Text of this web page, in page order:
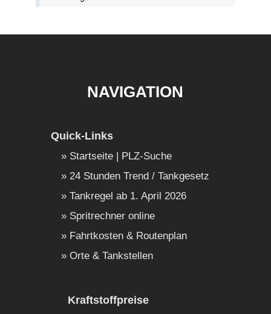
NAVIGATION
Quick-Links
Startseite | PLZ-Suche
24 Stunden Trend / Tankgesetz
Tankregel ab 1. April 2026
Spritrechner online
Fahrtkosten & Routenplan
Orte & Tankstellen
Kraftstoffpreise